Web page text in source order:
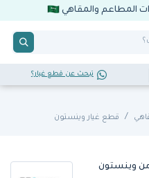
المطاعم والمقاهي
تبحث عن قطع غيار؟
قطع غيار وينستون